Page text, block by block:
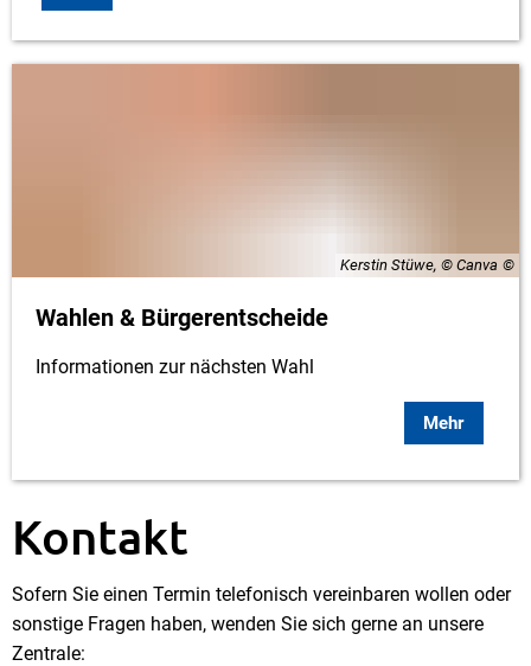
Kerstin Stüwe, © Canva
Wahlen & Bürgerentscheide
Informationen zur nächsten Wahl
Mehr
Kontakt
Sofern Sie einen Termin telefonisch vereinbaren wollen oder
sonstige Fragen haben, wenden Sie sich gerne an unsere
Zentrale: